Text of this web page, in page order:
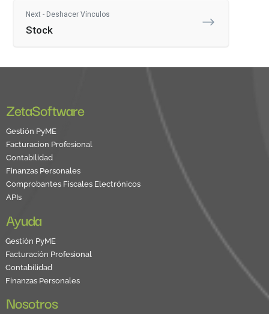
Next - Deshacer Vínculos
Stock
ZetaSoftware
Gestión PyME
Facturacion Profesional
Contabilidad
Finanzas Personales
Comprobantes Fiscales Electrónicos
APIs
Ayuda
Gestión PyME
Facturación Profesional
Contabilidad
Finanzas Personales
Nosotros